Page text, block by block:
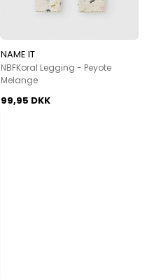
NAME IT
NBFKoral Legging - Peyote
Melange
99,95 DKK